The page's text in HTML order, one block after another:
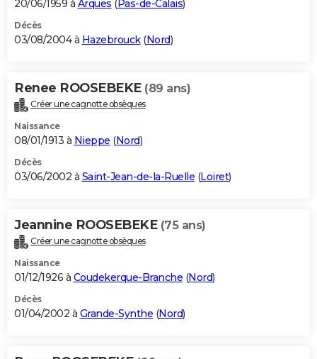
20/06/1959 à Arques ( Pas-de-Calais)
Décès
03/08/2004 à Hazebrouck(Nord)
Renee ROOSEBEKE (89 ans)
Créer une cagnotte obsèques
Naissance
08/01/1913 à Nieppe (Nord)
Décès
03/06/2002 à Saint-Jean-de-la-Ruelle (Loiret)
Jeannine ROOSEBEKE (75 ans)
Créer une cagnotte obsèques
Naissance
01/12/1926 à Coudekerque-Branche (Nord)
Décès
01/04/2002 à Grande-Synthe (Nord)